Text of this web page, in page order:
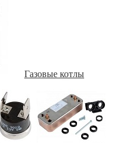
Газовые котлы